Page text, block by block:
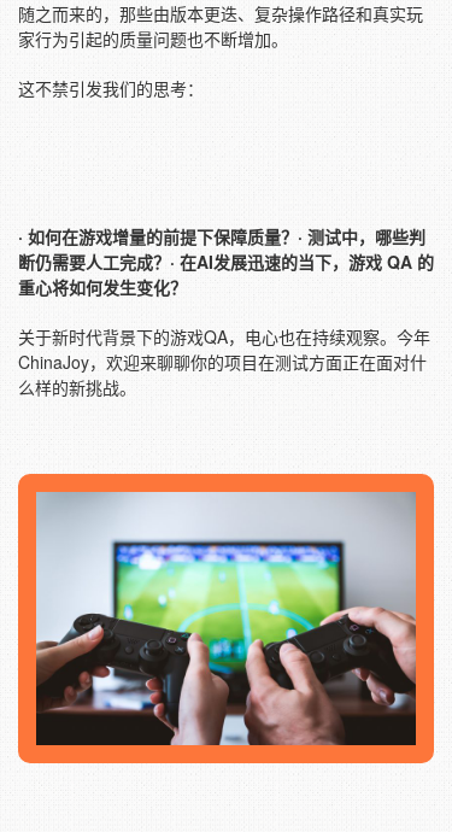
随之而来的，那些由版本更迭、复杂操作路径和真实玩
家行为引起的质量问题也不断增加。
这不禁引发我们的思考：
· 如何在游戏增量的前提下保障质量？ · 测试中，哪些判
断仍需要人工完成？ · 在AI发展迅速的当下，游戏 QA 的
重心将如何发生变化？
关于新时代背景下的游戏QA，电心也在持续观察。今年
ChinaJoy，欢迎来聊聊你的项目在测试方面正在面对什
么样的新挑战。